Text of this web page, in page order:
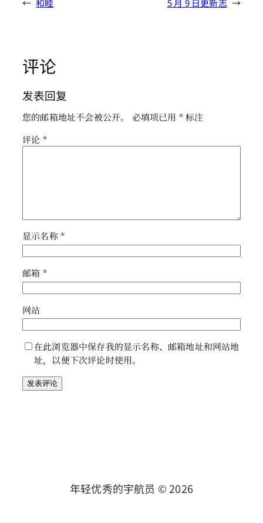
评论
发表回复
您的邮箱地址不会被公开。 必填项已用 *标注
评论 *
显示名称*
邮箱 *
网站
在此浏览器中保存我的显示名称、邮箱地址和网站地
址，以便下次评论时使用。
年轻优秀的宇航员 © 2026